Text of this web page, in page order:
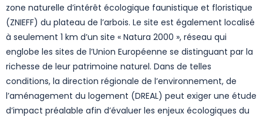
zone naturelle d’intérêt écologique faunistique et floristique
(ZNIEFF) du plateau de l’arbois. Le site est également localisé
à seulement 1 km d’un site « Natura 2000 », réseau qui
englobe les sites de l’Union Européenne se distinguant par la
richesse de leur patrimoine naturel. Dans de telles
conditions, la direction régionale de l’environnement, de
l’aménagement du logement (DREAL) peut exiger une étude
d’impact préalable afin d’évaluer les enjeux écologiques du